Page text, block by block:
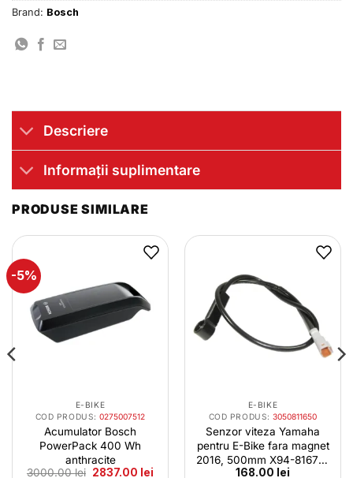
Brand: Bosch
Descriere
Informații suplimentare
PRODUSE SIMILARE
-5%
E-BIKE
COD PRODUS:0275007512
Acumulator Bosch
PowerPack 400 Wh
anthracite
3000.00lei Prețul
2837.00 lei
E-BIKE
COD PRODUS:3050811650
Senzor viteza Yamaha
pentru E-Bike fara magnet
2016, 500mm X94-81670-
11
168.00 lei